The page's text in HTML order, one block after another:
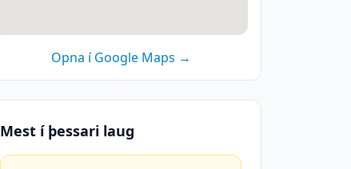
Opna í Google Maps →
Mest í þessari laug